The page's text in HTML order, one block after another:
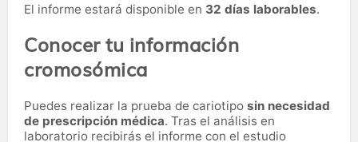
El informe estará disponible en 32 días laborables.
Conocer tu información
cromosómica
Puedes realizar la prueba de cariotipo sin necesidad
de prescripción médica. Tras el análisis en
laboratorio recibirás el informe con el estudio